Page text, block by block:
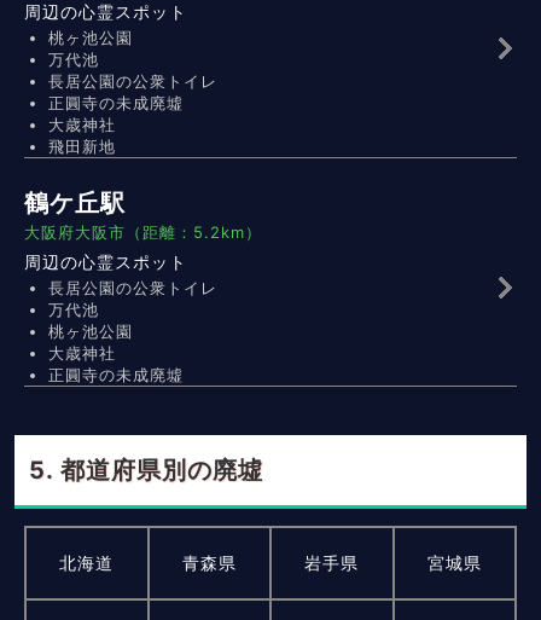
周辺の心霊スポット
桃ヶ池公園
万代池
長居公園の公衆トイレ
正圓寺の未成廃墟
大歳神社
飛田新地
鶴ケ丘駅
大阪府大阪市（距離：5.2km）
周辺の心霊スポット
長居公園の公衆トイレ
万代池
桃ヶ池公園
大歳神社
正圓寺の未成廃墟
都道府県別の廃墟
北海道 青森県 岩手県 宮城県